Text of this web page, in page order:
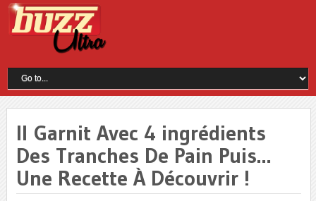
Il Garnit Avec 4 ingrédients
Des Tranches De Pain Puis…
Une Recette À Découvrir !